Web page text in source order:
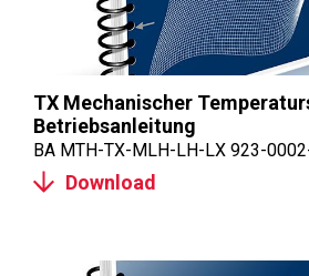
TX Mechanischer
Betriebsanleitung
BA MTH-TX-MLH-LH-LX 923-
Download